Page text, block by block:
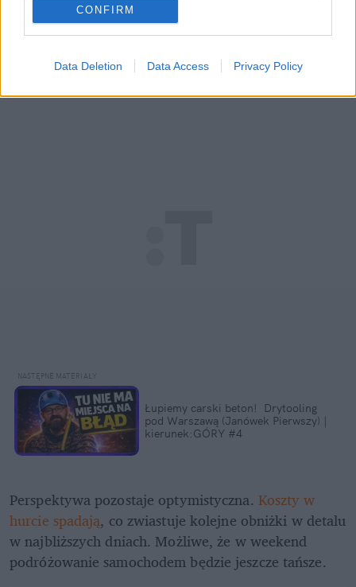
CONFIRM
Data Deletion Data Access Privacy Policy
Łupiemy carski beton!  Drytooling
pod Warszawą (Janówek Pierwszy) |
kierunek:GÓRY #4
Perspektywa pozostaje optymistyczna. Koszty w
hurcie spadają, co zwiastuje kolejne obniżki w detalu
w najbliższych dniach. Możliwe, że w weekend
podróżowanie samochodem będzie jeszcze tańsze.